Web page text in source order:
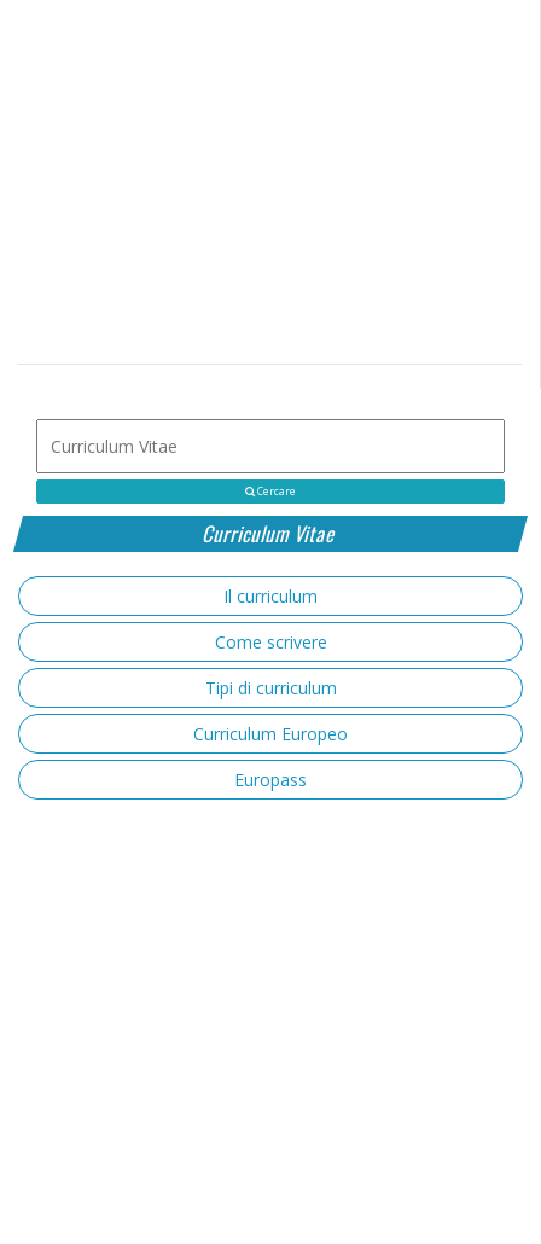
Cercare
Curriculum Vitae
Il curriculum
Come scrivere
Tipi di curriculum
Curriculum Europeo
Europass